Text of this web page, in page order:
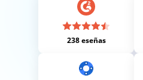
238 eseñas